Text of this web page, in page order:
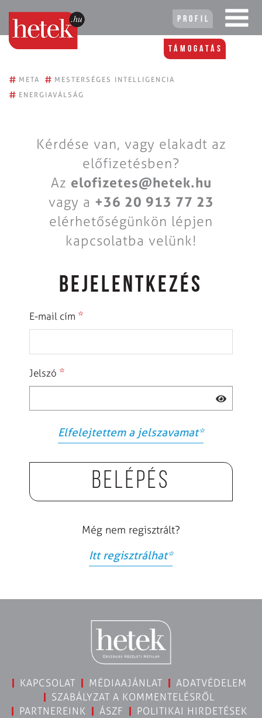
Profil
Támogatás
# META # MESTERSÉGES INTELLIGENCIA
# ENERGIAVÁLSÁG
Kérdése van, vagy elakadt az
előfizetésben?
Az elofizetes@hetek.hu
vagy a +36 20 913 77 23
elérhetőségünkön lépjen
kapcsolatba velünk!
BEJELENTKEZÉS
E-mail cím *
Jelszó *
Elfelejtettem a jelszavamat*
Belépés
Még nem regisztrált?
Itt regisztrálhat*
KAPCSOLAT MÉDIAAJÁNLAT
ADATVÉDELEM
SZABÁLYZAT A KOMMENTELÉSRŐL
PARTNEREINK
ÁSZF
POLITIKAI HIRDETÉSEK